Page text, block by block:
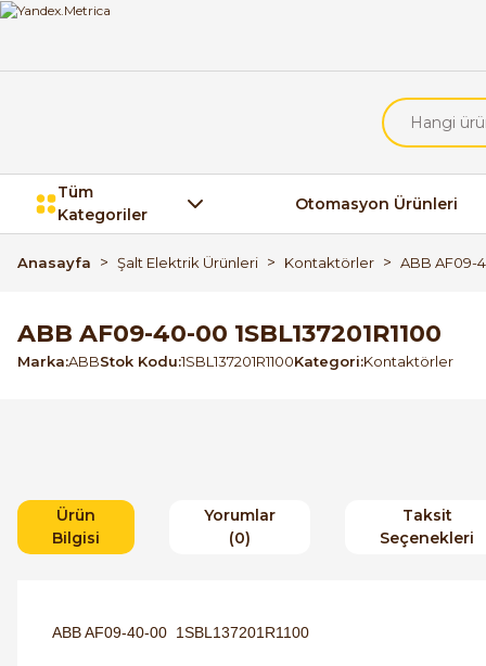
Tüm
Kategoriler
Otomasyon Ürünleri
Anasayfa Şalt Elektrik Ürünleri Kontaktörler ABB AF09-
ABB AF09-40-00 1SBL137201R1100
Marka ABBStok Kodu 1SBL137201R1100Kategori Kontaktörler
Ürün
Bilgisi
Yorumlar
(0)
Taksit
Seçenekleri
ABB AF09-40-00 1SBL137201R1100